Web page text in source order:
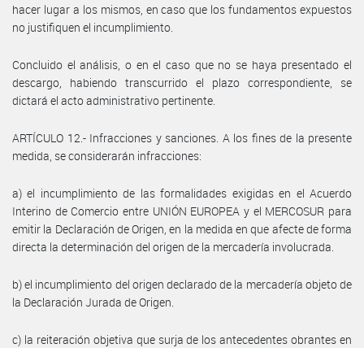
hacer lugar a los mismos, en caso que los fundamentos expuestos
no justifiquen el incumplimiento.
Concluido el análisis, o en el caso que no se haya presentado el
descargo, habiendo transcurrido el plazo correspondiente, se
dictará el acto administrativo pertinente.
ARTÍCULO 12.- Infracciones y sanciones. A los fines de la presente
medida, se considerarán infracciones:
a) el incumplimiento de las formalidades exigidas en el Acuerdo
Interino de Comercio entre UNIÓN EUROPEA y el MERCOSUR para
emitir la Declaración de Origen, en la medida en que afecte de forma
directa la determinación del origen de la mercadería involucrada.
b) el incumplimiento del origen declarado de la mercadería objeto de
la Declaración Jurada de Origen.
c) la reiteración objetiva que surja de los antecedentes obrantes en